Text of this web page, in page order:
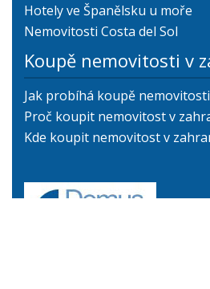
Hotely ve Španělsku u moře
Nemovitosti Costa del Sol
Koupě nemovitosti v
Jak probíhá koupě
Proč koupit nemovitost v
Kde koupit nemovitost v